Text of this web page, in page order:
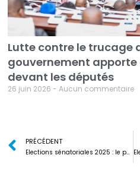
Lutte contre le trucage
gouvernement
devant les députés
26 juin 2026 Aucun commentaire
PRÉCÉDENT
Elections sénatoriales 2025 : le parti UNIR à la rencontre des leaders communautaires du Grand-Lomé